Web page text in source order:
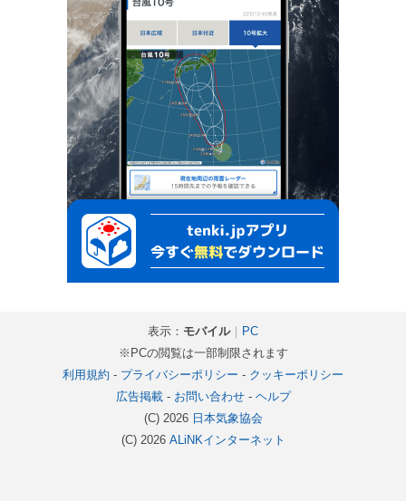
表示： モバイル｜ PC
※PCの閲覧は一部制限されます
利用規約 - プライバシーポリシー - クッキーポリシー
広告掲載- お問い合わせ- ヘルプ
(C) 2026 日本気象協会
(C) 2026 ALiNKインターネット